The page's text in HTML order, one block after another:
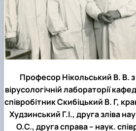
Професор Нікольський В. В.
вірусологічній лабораторії
співробітник Скибіцький В. Г,
Худзинський Г.І., друга зліва
О.С., друга справа – наук.